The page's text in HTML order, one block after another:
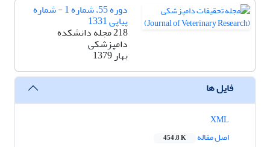
دوره 55، شماره 1 - شماره
پیاپی 1331
218 مجله دانشکده
دامپزشکی
بهار 1379
فایل ها
اصل مقاله
454.8 K